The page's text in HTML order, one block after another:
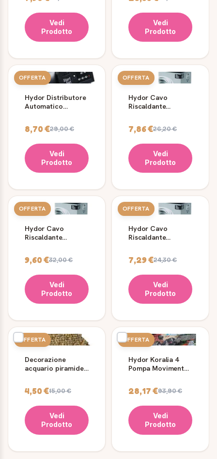
Vedi
Prodotto
Vedi
Prodotto
OFFERTA
Hydor Distributore
Automatico
Ekomixo Senza
Display
8,70 €29,00 €
Vedi
Prodotto
OFFERTA
Hydor Cavo
Riscaldante
Per Acquari Fino A
Lt.65
7,86 €26,20 €
Vedi
Prodotto
OFFERTA
Hydor Cavo
Riscaldante
Per Acquari Fino A
Lt.200
9,60 €32,00 €
Vedi
Prodotto
OFFERTA
Hydor Cavo
Riscaldante
Per Acquari Fino A
Lt.40
7,29 €24,30 €
Vedi
Prodotto
OFFERTA
Decorazione
acquario piramide
aerazione
4,50 €15,00 €
Vedi
Prodotto
OFFERTA
Hydor Koralia 4
Pompa Movimento
28,17 €93,90 €
Vedi
Prodotto